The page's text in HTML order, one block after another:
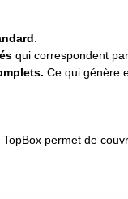
qui correspondent
Ce qui génère
TopBox permet de